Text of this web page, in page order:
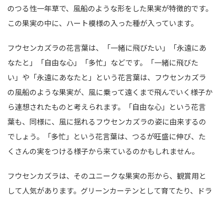
のつる性一年草で、風船のような形をした果実が特徴的です。
この果実の中に、ハート模様の入った種が入っています。
フウセンカズラの花言葉は、「一緒に飛びたい」「永遠にあ
なたと」「自由な心」「多忙」などです。「一緒に飛びた
い」や「永遠にあなたと」という花言葉は、フウセンカズラ
の風船のような果実が、風に乗って遠くまで飛んでいく様子か
ら連想されたものと考えられます。「自由な心」という花言
葉も、同様に、風に揺れるフウセンカズラの姿に由来するの
でしょう。「多忙」という花言葉は、つるが旺盛に伸び、た
くさんの実をつける様子から来ているのかもしれません。
フウセンカズラは、そのユニークな果実の形から、観賞用と
して人気があります。グリーンカーテンとして育てたり、ドラ